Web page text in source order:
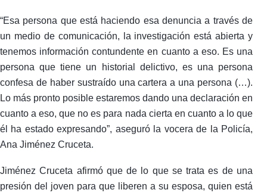
“Esa persona que está haciendo esa denuncia a través de
un medio de comunicación, la investigación está abierta y
tenemos información contundente en cuanto a eso. Es una
persona que tiene un historial delictivo, es una persona
confesa de haber sustraído una cartera a una persona (…).
Lo más pronto posible estaremos dando una declaración en
cuanto a eso, que no es para nada cierta en cuanto a lo que
él ha estado expresando”, aseguró la vocera de la Policía,
Ana Jiménez Cruceta.
Jiménez Cruceta afirmó que de lo que se trata es de una
presión del joven para que liberen a su esposa, quien está